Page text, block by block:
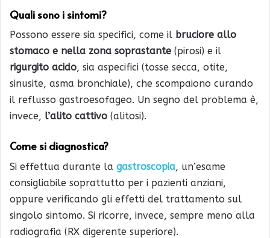
Quali sono i sintomi?
Possono essere sia specifici, come il bruciore allo
stomaco e nella zona soprastante (pirosi) e il
rigurgito acido, sia aspecifici (tosse secca, otite,
sinusite, asma bronchiale), che scompaiono curando
il reflusso gastroesofageo. Un segno del problema è,
invece, l’alito cattivo (alitosi).
Come si diagnostica?
Si effettua durante la gastroscopia, un’esame
consigliabile soprattutto per i pazienti anziani,
oppure verificando gli effetti del trattamento sul
singolo sintomo. Si ricorre, invece, sempre meno alla
radiografia (RX digerente superiore).